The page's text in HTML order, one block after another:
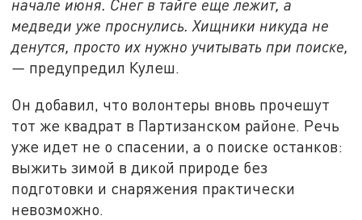
начале июня. Снег в тайге еще лежит, а
медведи уже проснулись. Хищники никуда не
денутся, просто их нужно учитывать при поиске,
— предупредил Кулеш.
Он добавил, что волонтеры вновь прочешут
тот же квадрат в Партизанском районе. Речь
уже идет не о спасении, а о поиске останков:
выжить зимой в дикой природе без
подготовки и снаряжения практически
невозможно.